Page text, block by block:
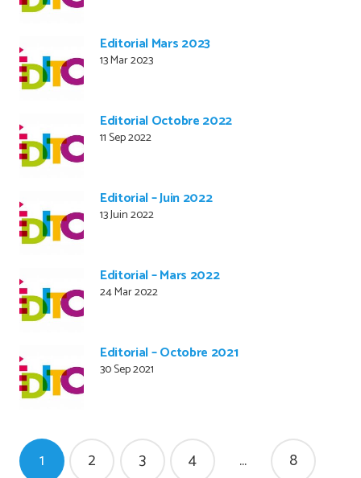
Editorial Mars 2023
13 Mar 2023
Editorial Octobre 2022
11 Sep 2022
Editorial – Juin 2022
13 Juin 2022
Editorial – Mars 2022
24 Mar 2022
Editorial – Octobre 2021
30 Sep 2021
Pagination
1 2 3 4 … 8